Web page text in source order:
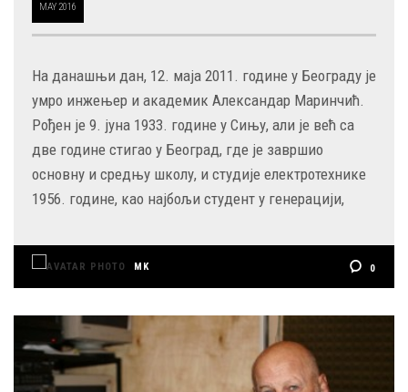
MAY 2016
На данашњи дан, 12. маја 2011. године у Београду је
умро инжењер и академик Александар Маринчић.
Рођен је 9. јуна 1933. године у Сињу, али је већ са
две године стигао у Београд, где је завршио
основну и средњу школу, и студије електротехнике
1956. године, као најбољи студент у генерацији,
MK 0